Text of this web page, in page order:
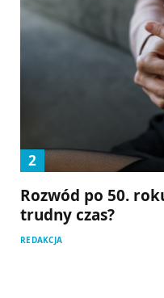
Rozwód po 50.
trudny czas?
REDAKCJA